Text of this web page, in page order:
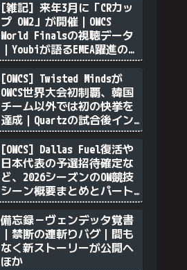
[雑記] 来年3月に「CRカッ
プ OW2」が開催｜OWCS
World Finalsの視聴データ
｜Youbiが語るEMEA躍進の理
由｜透明ソンブラを無力化
するヴェンデッタ｜Stalk3r
が久々のツィート ほか
[OWCS] Twisted Mindsが
OWCS世界大会初制覇、韓国
チーム以外では初の快挙を
達成｜Quartzの試合後イン
タビュー
[OWCS] Dallas Fuel復活や
日本代表の予選招待確定な
ど、2026シーズンのOW競技
シーン概要まとめとパート
ナーチム選定について
備忘録－ヴェンデッタ覚書
｜禁断の連斬りバグ｜間も
なく新ストーリーが公開へ
ほか